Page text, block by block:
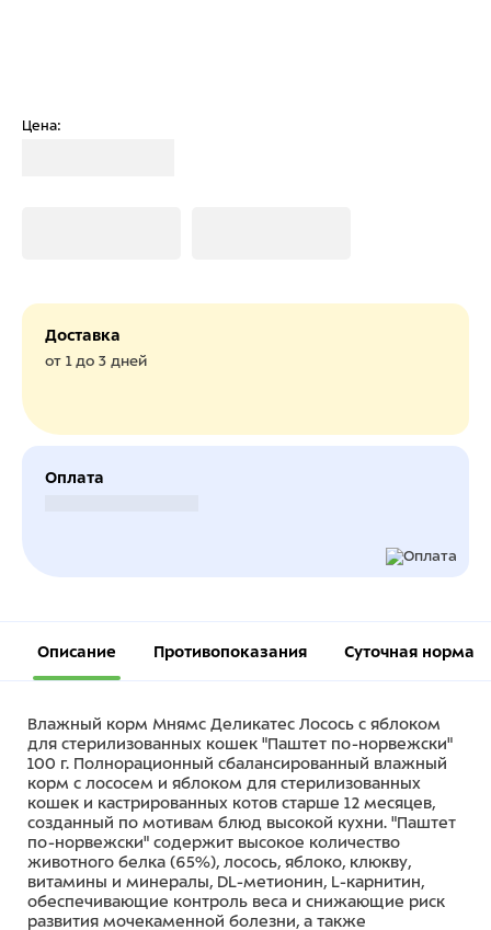
Цена:
Доставка
от 1 до 3 дней
Оплата
Описание Противопоказания Суточная норма
Влажный корм Мнямс Деликатес Лосось с яблоком
для стерилизованных кошек "Паштет по-норвежски"
100 г. Полнорационный сбалансированный влажный
корм с лососем и яблоком для стерилизованных
кошек и кастрированных котов старше 12 месяцев,
созданный по мотивам блюд высокой кухни. "Паштет
по-норвежски" содержит высокое количество
животного белка (65%), лосось, яблоко, клюкву,
витамины и минералы, DL-метионин, L-карнитин,
обеспечивающие контроль веса и снижающие риск
развития мочекаменной болезни, а также